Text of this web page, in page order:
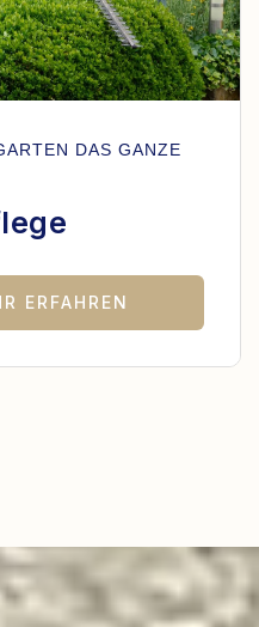
DAS GANZE
ERFAHREN